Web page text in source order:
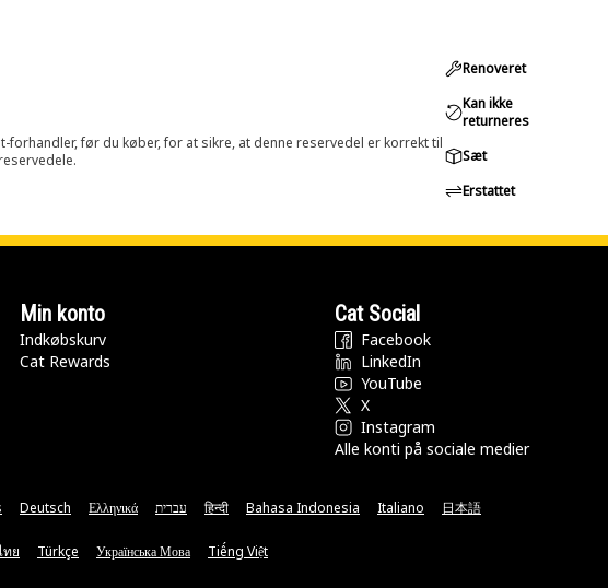
før du køber, for at sikre, at denne reservedel er korrekt til
Renoveret
Kan ikke
returneres
Sæt
Erstattet
Min konto
Indkøbskurv
Cat Rewards
Cat Social
Facebook
LinkedIn
YouTube
X
Instagram
Alle konti på sociale medier
Deutsch Ελληνικά עברית हिन्दी Bahasa Indonesia Italiano 日本語
ทย Türkçe Українська Мова Tiếng Việt